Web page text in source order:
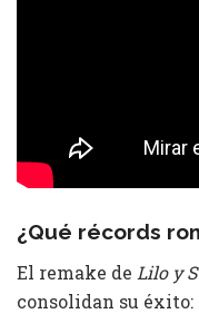
¿Qué récords
El remake de Lilo y
consolidan su éxito: